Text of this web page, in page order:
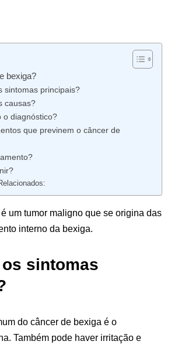
bexiga?
sintomas principais?
causas?
o diagnóstico?
que previnem o câncer de
um tumor maligno que se origina das
interno da bexiga.
sintomas
do câncer de bexiga é o
Também pode haver irritação e